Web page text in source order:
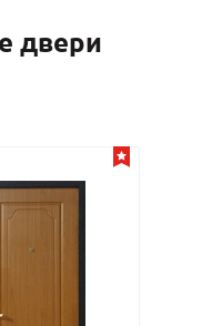
двери